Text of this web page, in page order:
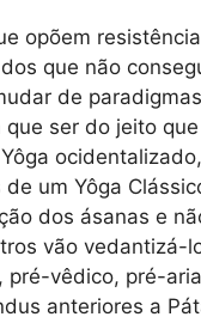
opõem
que não
de
ser do jeito
um Yôga
dos ásanas e
vão vedantizá-
pré-vêdico, pré-
anteriores a